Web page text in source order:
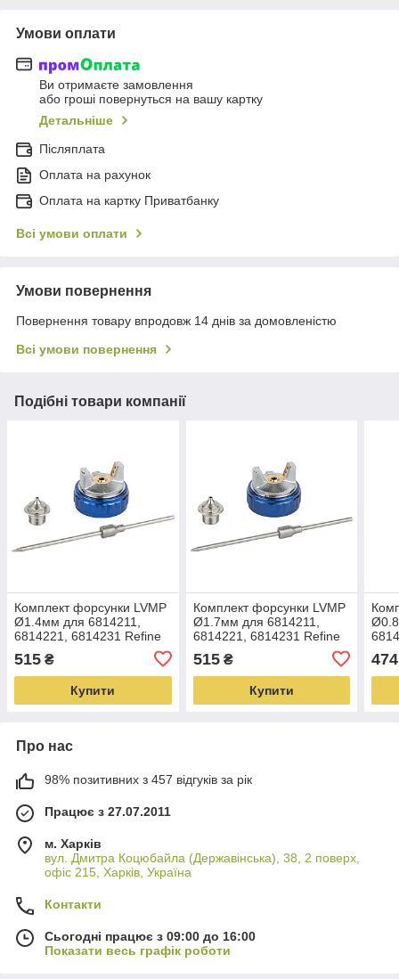
Умови оплати
Ви отримаєте замовлення
або гроші повернуться на вашу картку
Детальніше
Післяплата
Оплата на рахунок
Оплата на картку Приватбанку
Всі умови оплати
Умови повернення
Повернення товару впродовж 14 днів за домовленістю
Всі умови повернення
Подібні товари компанії
Комплект форсунки LVMP
Ø1.4мм для 6814211,
6814221, 6814231 Refine
515 ₴
Купити
Комплект форсунки LVMP
Ø1.7мм для 6814211,
6814221, 6814231 Refine
515₴
Купити
474
Про нас
98% позитивних з 457 відгуків за рік
Працює з 27.07.2011
м. Харків
вул. Дмитра Коцюбайла (Державінська), 38, 2 поверх,
офіс 215, Харків, Україна
Контакти
Сьогодні працює з 09:00 до 16:00
Показати весь графік роботи